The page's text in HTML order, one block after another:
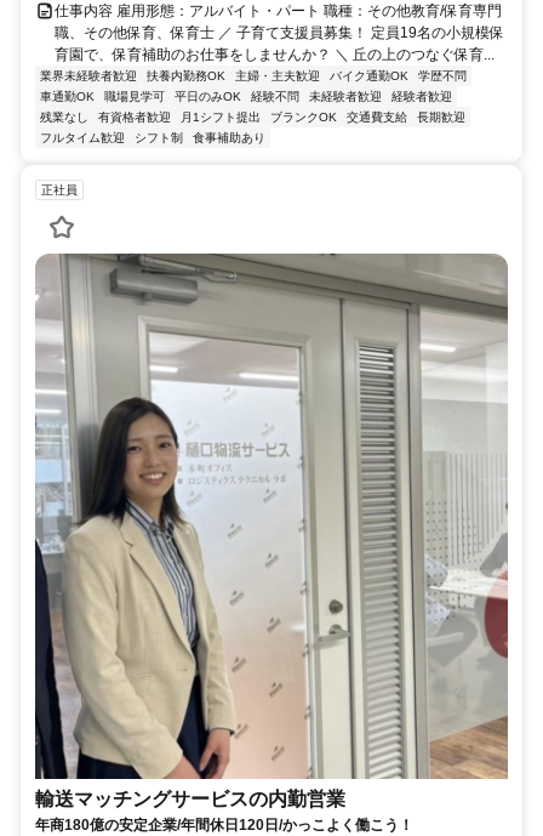
仕事内容 雇用形態：アルバイト・パート 職種：その他教育/保育専門
職、その他保育、保育士 ／ 子育て支援員募集！ 定員19名の小規模保
育園で、保育補助のお仕事をしませんか？ ＼ 丘の上のつなぐ保育...
業界未経験者歓迎 扶養内勤務OK 主婦・主夫歓迎 バイク通勤OK
学歴不問
車通勤OK
職場見学可 平日のみOK 経験不問 未経験者歓迎
経験者歓迎
残業なし
有資格者歓迎 月1シフト提出 ブランクOK 交通費支給
長期歓迎
フルタイム歓迎
シフト制 食事補助あり
正社員
輸送マッチングサービスの内勤営業
年商180億の安定企業/年間休日120日/かっこよく働こう！